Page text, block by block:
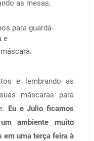
as mesas,
para guardá-
e
e lembrando as
máscaras para
Eu e Julio ficamos
ambiente muito
em uma terça feira à